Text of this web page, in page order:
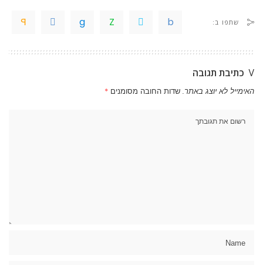
שתפו ב:
כתיבת תגובה
האימייל לא יוצג באתר. שדות החובה מסומנים *